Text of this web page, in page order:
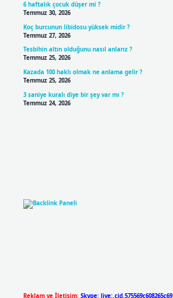
6 haftalık çocuk düşer mi ?
Temmuz 30, 2026
Koç burcunun libidosu yüksek midir ?
Temmuz 27, 2026
Tesbihin altın olduğunu nasıl anlarız ?
Temmuz 25, 2026
Kazada 100 haklı olmak ne anlama gelir ?
Temmuz 25, 2026
3 saniye kuralı diye bir şey var mı ?
Temmuz 24, 2026
Reklam ve İletişim: Skype: live:.cid.575569c608265c69